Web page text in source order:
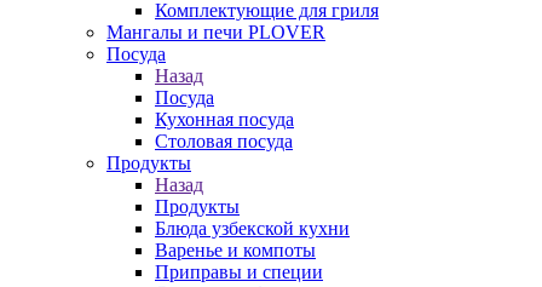
Комплектующие для гриля
Мангалы и печи PLOVER
Посуда
Назад
Посуда
Кухонная посуда
Столовая посуда
Продукты
Назад
Продукты
Блюда узбекской кухни
Варенье и компоты
Приправы и специи